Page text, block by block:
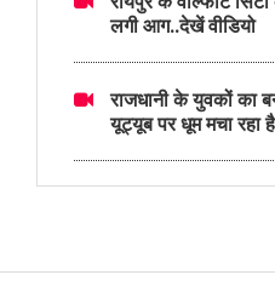
लगी आग..देखें वीडियो
राजधानी के युवकों का
यूट्यूब पर धूम मचा रहा है